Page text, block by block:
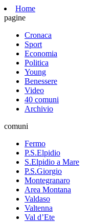
Home
pagine
Cronaca
Sport
Economia
Politica
Young
Benessere
Video
40 comuni
Archivio
comuni
Fermo
P.S.Elpidio
S.Elpidio a Mare
P.S.Giorgio
Montegranaro
Area Montana
Valdaso
Valtenna
Val d’Ete